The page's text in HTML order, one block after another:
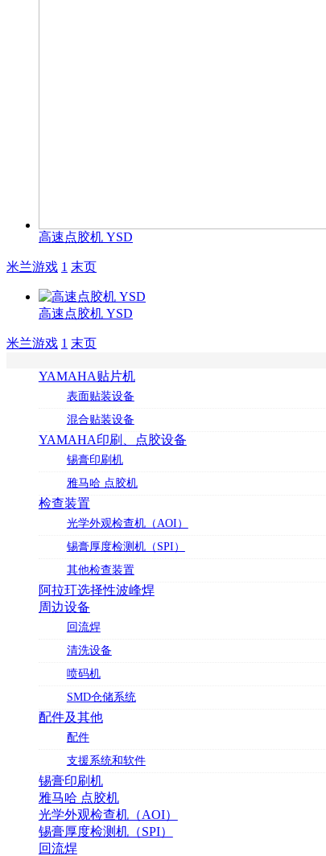
高速点胶机 YSD
米兰游戏 1 末页
高速点胶机 YSD
米兰游戏 1 末页
YAMAHA贴片机
表面贴装设备
混合贴装设备
YAMAHA印刷、点胶设备
锡膏印刷机
雅马哈 点胶机
检查装置
光学外观检查机（AOI）
锡膏厚度检测机（SPI）
其他检查装置
阿拉玎选择性波峰焊
周边设备
回流焊
清洗设备
喷码机
SMD仓储系统
配件及其他
配件
支援系统和软件
锡膏印刷机
雅马哈 点胶机
光学外观检查机（AOI）
锡膏厚度检测机（SPI）
回流焊